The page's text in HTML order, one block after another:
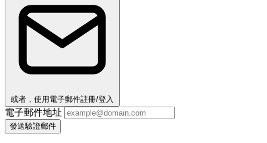
或者，使用電子郵件註冊/登入
電子郵件地址
發送驗證郵件